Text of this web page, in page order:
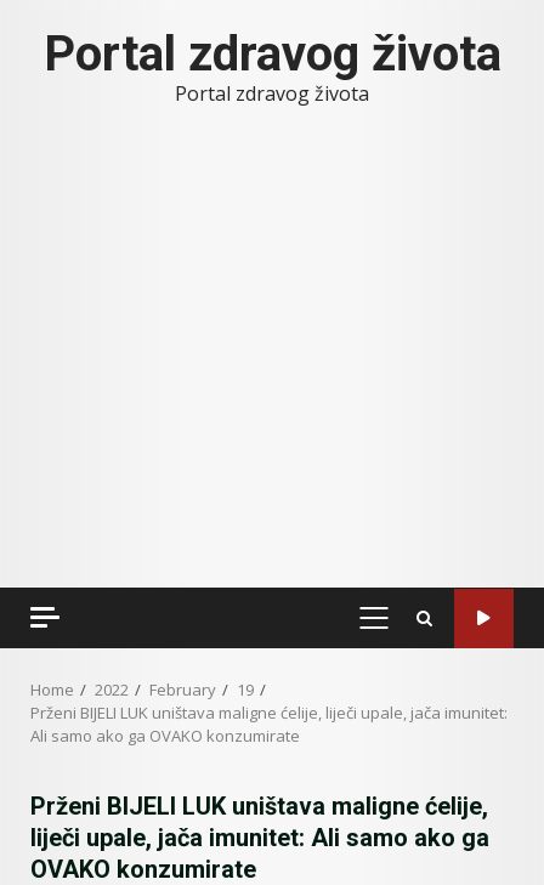
contentPortal zdravog života
Portal zdravog života
PRIMARY
Home 2022 February
19
Prženi BIJELI LUK uništava maligne ćelije, liječi upale, jača imunitet:
Ali samo ako ga OVAKO konzumirate
Prženi BIJELI LUK uništava maligne ćelije,
liječi upale, jača imunitet: Ali samo ako ga
OVAKO konzumirate